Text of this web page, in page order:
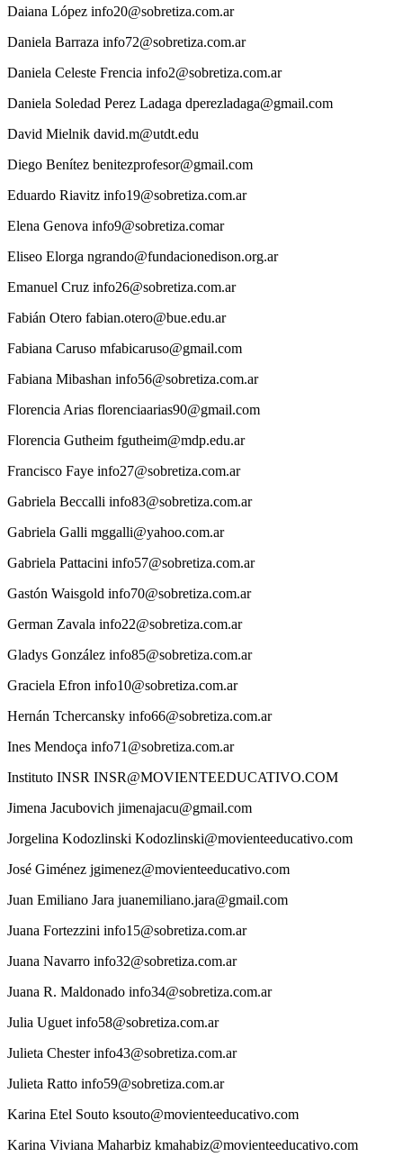
Daiana López info20@sobretiza.com.ar
Daniela Barraza info72@sobretiza.com.ar
Daniela Celeste Frencia info2@sobretiza.com.ar
Daniela Soledad Perez Ladaga dperezladaga@gmail.com
David Mielnik david.m@utdt.edu
Diego Benítez benitezprofesor@gmail.com
Eduardo Riavitz info19@sobretiza.com.ar
Elena Genova info9@sobretiza.comar
Eliseo Elorga ngrando@fundacionedison.org.ar
Emanuel Cruz info26@sobretiza.com.ar
Fabián Otero fabian.otero@bue.edu.ar
Fabiana Caruso mfabicaruso@gmail.com
Fabiana Mibashan info56@sobretiza.com.ar
Florencia Arias florenciaarias90@gmail.com
Florencia Gutheim fgutheim@mdp.edu.ar
Francisco Faye info27@sobretiza.com.ar
Gabriela Beccalli info83@sobretiza.com.ar
Gabriela Galli mggalli@yahoo.com.ar
Gabriela Pattacini info57@sobretiza.com.ar
Gastón Waisgold info70@sobretiza.com.ar
German Zavala info22@sobretiza.com.ar
Gladys González info85@sobretiza.com.ar
Graciela Efron info10@sobretiza.com.ar
Hernán Tchercansky info66@sobretiza.com.ar
Ines Mendoça info71@sobretiza.com.ar
Instituto INSR INSR@MOVIENTEEDUCATIVO.COM
Jimena Jacubovich jimenajacu@gmail.com
Jorgelina Kodozlinski Kodozlinski@movienteeducativo.com
José Giménez jgimenez@movienteeducativo.com
Juan Emiliano Jara juanemiliano.jara@gmail.com
Juana Fortezzini info15@sobretiza.com.ar
Juana Navarro info32@sobretiza.com.ar
Juana R. Maldonado info34@sobretiza.com.ar
Julia Uguet info58@sobretiza.com.ar
Julieta Chesterinfo43@sobretiza.com.ar
Julieta Ratto info59@sobretiza.com.ar
Karina Etel Souto ksouto@movienteeducativo.com
Karina Viviana Maharbiz kmahabiz@movienteeducativo.com